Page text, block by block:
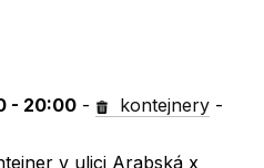
- 20:00 - kontejnery -
v ulici Arabská x